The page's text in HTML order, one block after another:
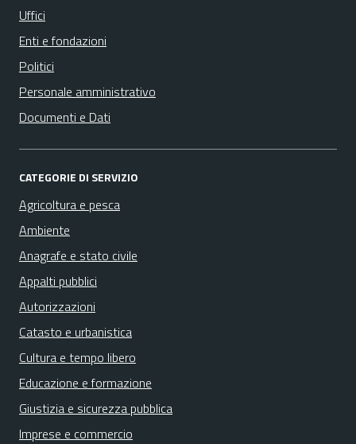
Uffici
Enti e fondazioni
Politici
Personale amministrativo
Documenti e Dati
CATEGORIE DI SERVIZIO
Agricoltura e pesca
Ambiente
Anagrafe e stato civile
Appalti pubblici
Autorizzazioni
Catasto e urbanistica
Cultura e tempo libero
Educazione e formazione
Giustizia e sicurezza pubblica
Imprese e commercio